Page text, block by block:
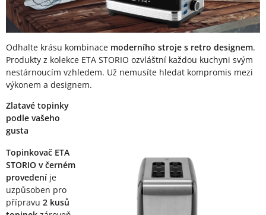
Odhalte krásu kombinace moderního stroje s retro designem.
Produkty z kolekce ETA STORIO ozvláštní každou kuchyni svým
nestárnoucím vzhledem. Už nemusíte hledat kompromis mezi
výkonem a designem.
Zlatavé topinky
podle vašeho
gusta
Topinkovač ETA
STORIO v černém
provedení je
uzpůsoben pro
přípravu 2 kusů